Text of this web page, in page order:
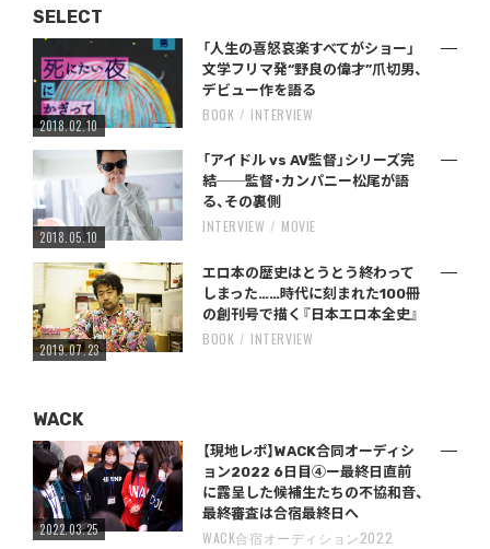
SELECT
2018.02.10
「人生の喜怒哀楽すべてがショー」
文学フリマ発“野良の偉才”爪切男、
デビュー作を語る
BOOK INTERVIEW
2018.05.10
「アイドル vs AV監督」シリーズ完
結──監督・カンパニー松尾が語
る、その裏側
INTERVIEW MOVIE
2019.07.23
エロ本の歴史はとうとう終わって
しまった……時代に刻まれた100冊
の創刊号で描く『日本エロ本全史』
BOOK INTERVIEW
WACK
2022.03.25
【現地レポ】WACK合同オーディシ
ョン2022 6日目④ー最終日直前
に露呈した候補生たちの不協和音、
最終審査は合宿最終日へ
WACK合宿オーディション2022